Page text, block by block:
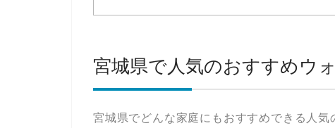
宮城県で人気のおすすめウ
宮城県でどんな家庭にもおすすめできる人気